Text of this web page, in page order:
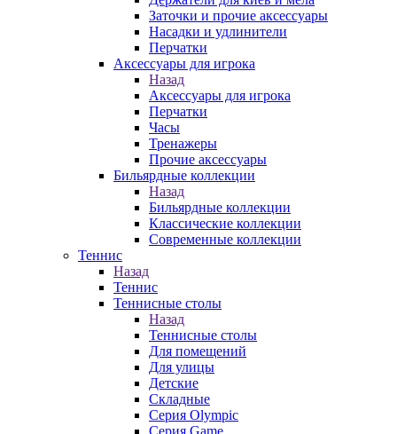
Заточки и прочие аксессуары
Насадки и удлинители
Перчатки
Аксессуары для игрока
Назад
Аксессуары для игрока
Перчатки
Часы
Тренажеры
Прочие аксессуары
Бильярдные коллекции
Назад
Бильярдные коллекции
Классические коллекции
Современные коллекции
Теннис
Назад
Теннис
Теннисные столы
Назад
Теннисные столы
Для помещений
Для улицы
Детские
Складные
Серия Olympic
Серия Game